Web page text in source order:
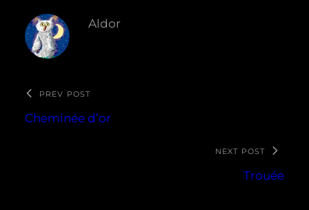
Aldor
PREV POST
Cheminée d’or
NEXT POST
Trouée